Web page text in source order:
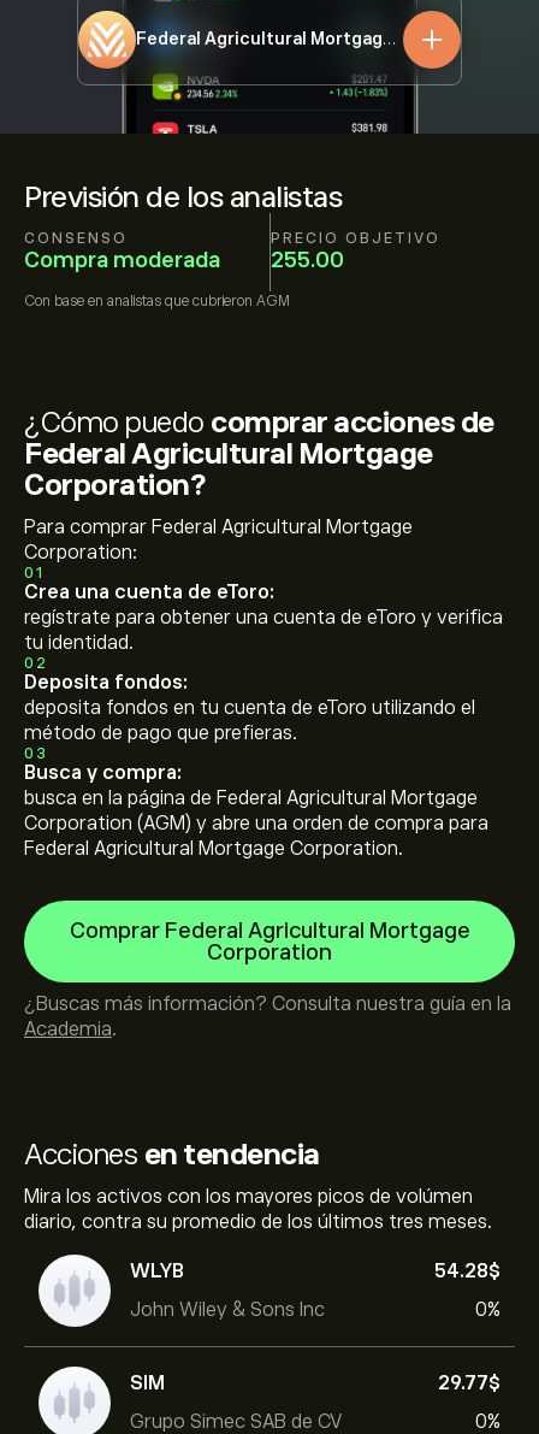
Previsión de los analistas
CONSENSO
Compra moderada
PRECIO OBJETIVO
255.00
Con base en analistas que cubrieron AGM
Federal Agricultural Mortgage Corporation
Acciones en tendencia
Mira los activos con los mayores picos de volúmen
diario, contra su promedio de los últimos tres meses.
WLYB
John Wiley & Sons Inc
54.28‎$‎
0%
SIM
Grupo Simec SAB de CV
29.77‎$‎
0%
¿Cómo puedo comprar acciones de
Federal Agricultural Mortgage
Corporation?
Para comprar Federal Agricultural Mortgage
Corporation:
01
Crea una cuenta de eToro:
regístrate para obtener una cuenta de eToro y verifica
tu identidad.
02
Deposita fondos:
deposita fondos en tu cuenta de eToro utilizando el
método de pago que prefieras.
03
Busca y compra:
busca en la página de Federal Agricultural Mortgage
Corporation (AGM) y abre una orden de compra para
Federal Agricultural Mortgage Corporation.
Comprar Federal Agricultural Mortgage
Corporation
¿Buscas más información? Consulta nuestra guía en la
Academia.